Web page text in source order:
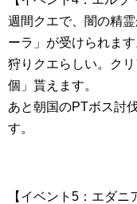
週間クエで、闇の精
ーラ」が受けられます
狩りクエらしい。クリ
個」貰えます。
あと朝国のPTボス討
す。
【イベント5：エダ